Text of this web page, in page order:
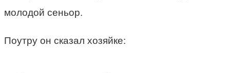
молодой сеньор.
Поутру он сказал хозяйке: